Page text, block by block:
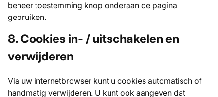
beheer toestemming knop onderaan de pagina
gebruiken.
8. Cookies in- / uitschakelen en
verwijderen
Via uw internetbrowser kunt u cookies automatisch of
handmatig verwijderen. U kunt ook aangeven dat